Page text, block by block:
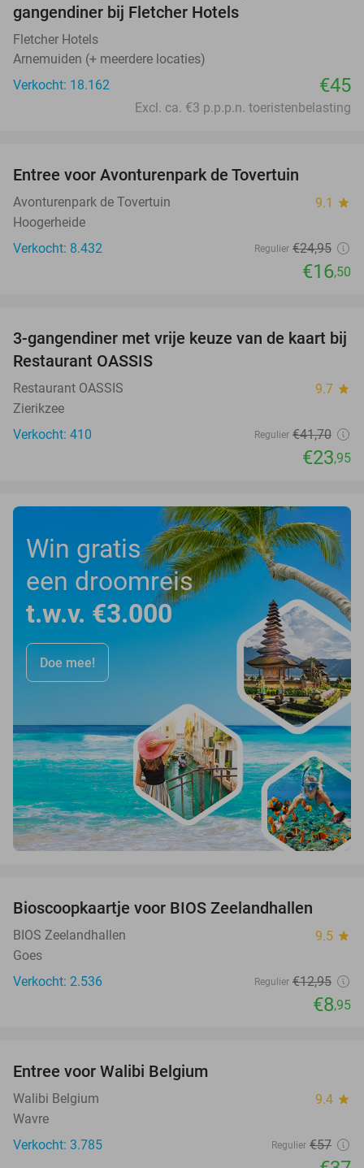
gangendiner bij Fletcher Hotels
Fletcher Hotels
Arnemuiden (+ meerdere locaties)
Verkocht: 18.162
€45
Excl. ca. €3 p.p.p.n. toeristenbelasting
Entree voor Avonturenpark de Tovertuin
Avonturenpark de Tovertuin 9.1 star
Hoogerheide
Verkocht: 8.432
Regulier €24,95
€16,50
43%
3-gangendiner met vrije keuze van de kaart bij
Restaurant OASSIS
Restaurant OASSIS 9.7 star
Zierikzee
Verkocht: 410
Regulier €41,70
€23,95
Win gratis
een droomreis
t.w.v. €3.000
Doe mee!
Bioscoopkaartje voor BIOS Zeelandhallen
BIOS Zeelandhallen 9.5 star
Goes
Verkocht: 2.536
Regulier €12,95
€8,95
Entree voor Walibi Belgium
Walibi Belgium 9.4 star
Wavre
Verkocht: 3.785
Regulier €57